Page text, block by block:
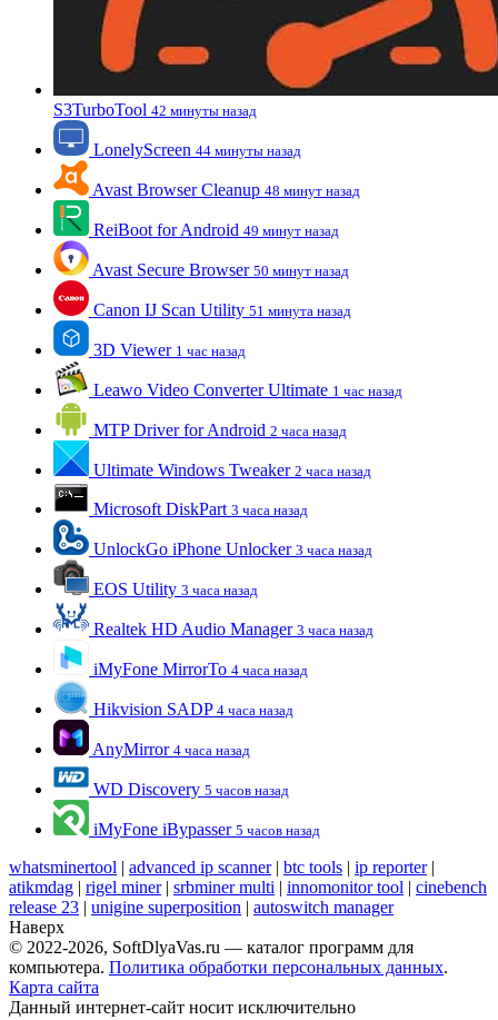
S3TurboTool 42 минуты назад
LonelyScreen 44 минуты назад
Avast Browser Cleanup 48 минут назад
ReiBoot for Android 49 минут назад
Avast Secure Browser 50 минут назад
Canon IJ Scan Utility 51 минута назад
3D Viewer 1 час назад
Leawo Video Converter Ultimate 1 час назад
MTP Driver for Android 2 часа назад
Ultimate Windows Tweaker 2 часа назад
Microsoft DiskPart 3 часа назад
UnlockGo iPhone Unlocker 3 часа назад
EOS Utility 3 часа назад
Realtek HD Audio Manager 3 часа назад
iMyFone MirrorTo 4 часа назад
Hikvision SADP 4 часа назад
AnyMirror 4 часа назад
WD Discovery 5 часов назад
iMyFone iBypasser 5 часов назад
whatsminertool | advanced ip scanner| btc tools | ip reporter|
atikmdag | rigel miner| srbminer multi | innomonitor tool | cinebench
release 23 | unigine superposition | autoswitch manager
Наверх
© 2022-2026, SoftDlyaVas.ru — каталог программ для
компьютера. Политика обработки персональных данных.
Карта сайта
Данный интернет-сайт носит исключительно